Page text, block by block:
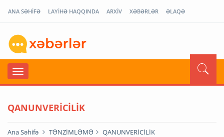
ANA SƏHİFƏ LAYİHƏ HAQQINDA ARXİV XƏBƏRLƏR ƏLAQƏ
QANUNVERİCİLİK
Ana Səhifə TƏNZİMLƏMƏ QANUNVERİCİLİK